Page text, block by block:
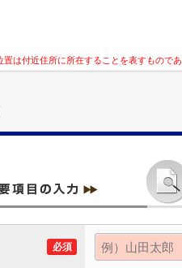
は付近住所に所在することを表すもので
必須